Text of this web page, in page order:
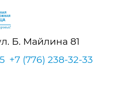
Б. Майлина 81
+7 (776) 238-32-33